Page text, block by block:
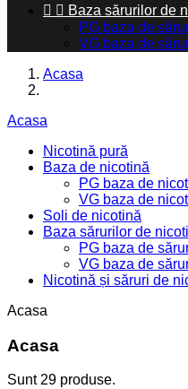
  Baza sărurilor de
PG baza de
VG baza de
Acasa
Acasa
Nicotină pură
Baza de nicotină
PG baza de
VG baza de
Soli de nicotină
Baza sărurilor de
PG baza de
VG baza de
Nicotină și săruri de
Acasa
Acasa
Sunt 29 produse.